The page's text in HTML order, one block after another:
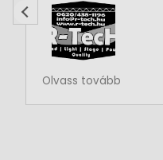
Rendben volt a
Olvass tovább